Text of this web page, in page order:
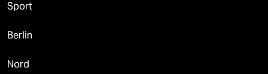
Sport
Berlin
Nord